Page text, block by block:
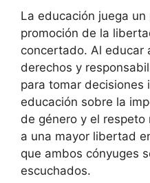
La educación juega
promoción de la
concertado. Al educar
derechos y
para tomar decisiones
educación sobre la
de género y el
a una mayor libertad
que ambos cónyuges
escuchados.